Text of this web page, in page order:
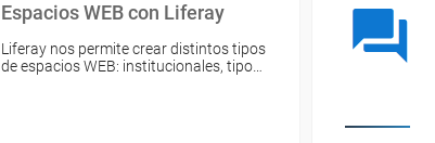
Espacios WEB con Liferay
Liferay nos permite crear distintos tipos
de espacios WEB: institucionales, tipo…